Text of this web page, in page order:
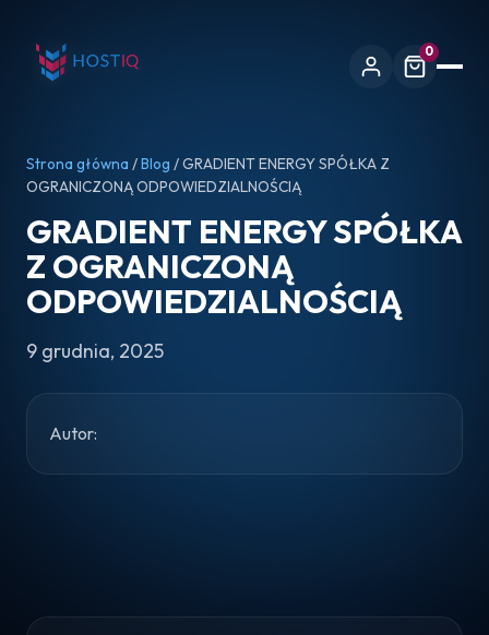
0
Strona główna /Blog / GRADIENT ENERGY SPÓŁKA Z
OGRANICZONĄ ODPOWIEDZIALNOŚCIĄ
GRADIENT ENERGY SPÓŁKA
Z OGRANICZONĄ
ODPOWIEDZIALNOŚCIĄ
9 grudnia, 2025
Autor: